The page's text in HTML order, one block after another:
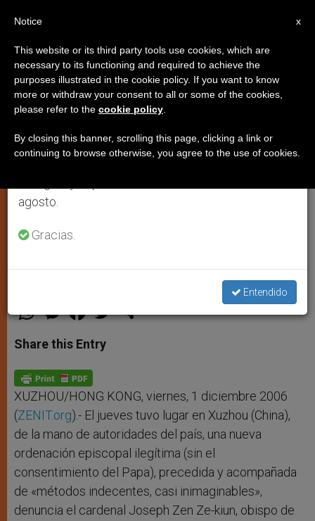
Cardenal Zen: La nueva
ordenación episcopal ilegítima
en China, «indecente y pasmosa»
El purpurado apremia a las autoridades
Sede
ARTE Y
h
t
s
p
p
e
s
e
g
e
r
a
e
b
o
k
w h
Share this Entry
XUZHOU/HONG KONG, viernes, 1 diciembre 2006
(ZENIT.org).- El jueves tuvo lugar en Xuzhou (China),
de la mano de autoridades del país, una nueva
ordenación episcopal ilegítima (sin el
consentimiento del Papa), precedida y acompañada
de «métodos indecentes, casi inimaginables»,
denuncia el cardenal Joseph Zen Ze-kiun, obispo de
×
Aviso importante
Del 27 de julio al 7 de agosto haremos la pausa
anual, aprovechando que en el periodo de verano
se generan menos informaciones y también el
agosto.
Gracias.
Entendido
x
Notice
This website or its third party tools use cookies, which are
necessary to its functioning and required to achieve the
purposes illustrated in the cookie policy. If you want to know
more or withdraw your consent to all or some of the cookies,
please refer to the cookie policy
By closing this banner, scrolling this page, clicking a link or
continuing to browse otherwise, you agree to the use of cookies.